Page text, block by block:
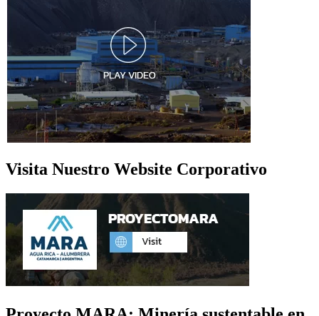
Visita Nuestro Website Corporativo